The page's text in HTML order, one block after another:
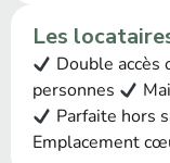
Les
Double accès
personnes
Parfaite hors
Emplacement